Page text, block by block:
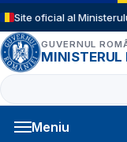
Sari la conținutul
Site oficial al
GUVERNUL
MINISTERUL
Caută
Meniu